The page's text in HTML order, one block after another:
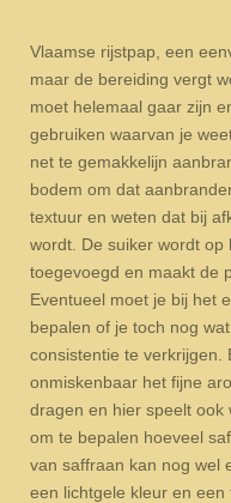
Vlaamse rijstpap, een
maar de bereiding vergt
moet helemaal gaar zijn
gebruiken waarvan je
net te gemakkelijn
bodem om dat
textuur en weten dat bij
wordt. De suiker wordt
toegevoegd en maakt de
Eventueel moet je bij het
bepalen of je toch nog
consistentie te verkrijgen.
onmiskenbaar het fijne
dragen en hier speelt ook
om te bepalen hoeveel
van saffraan kan nog wel
een lichtgele kleur en een